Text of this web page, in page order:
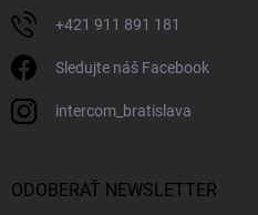
+421 911 891 181
Sledujte náš Facebook
intercom_bratislava
ODOBERAŤ NEWSLETTER